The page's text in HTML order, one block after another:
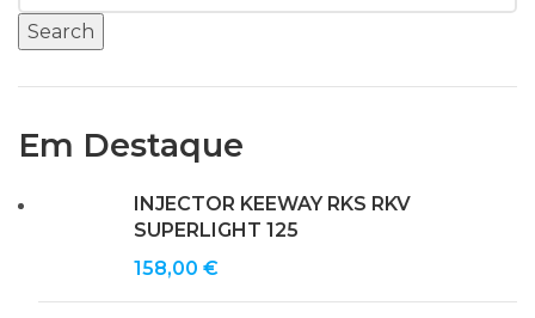
Search
Em Destaque
INJECTOR KEEWAY RKS RKV
SUPERLIGHT 125
158,00 €